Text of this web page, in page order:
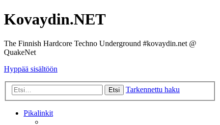
Kovaydin.NET
The Finnish Hardcore Techno Underground #kovaydin.net @
QuakeNet
Hyppää sisältöön
Etsi Tarkennettu haku
Pikalinkit